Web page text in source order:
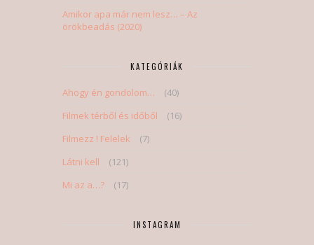
Amikor apa már nem lesz… – Az
örökbeadás (2020)
KATEGÓRIÁK
Ahogy én gondolom…
(40)
Filmek térből és időből
(16)
Filmezz ! Felelek
(7)
Látni kell
(121)
Mi az a…?
(17)
INSTAGRAM